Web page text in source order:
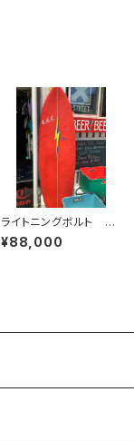
ライトニングボルト ユ
ーズドサーフボード
¥88,000